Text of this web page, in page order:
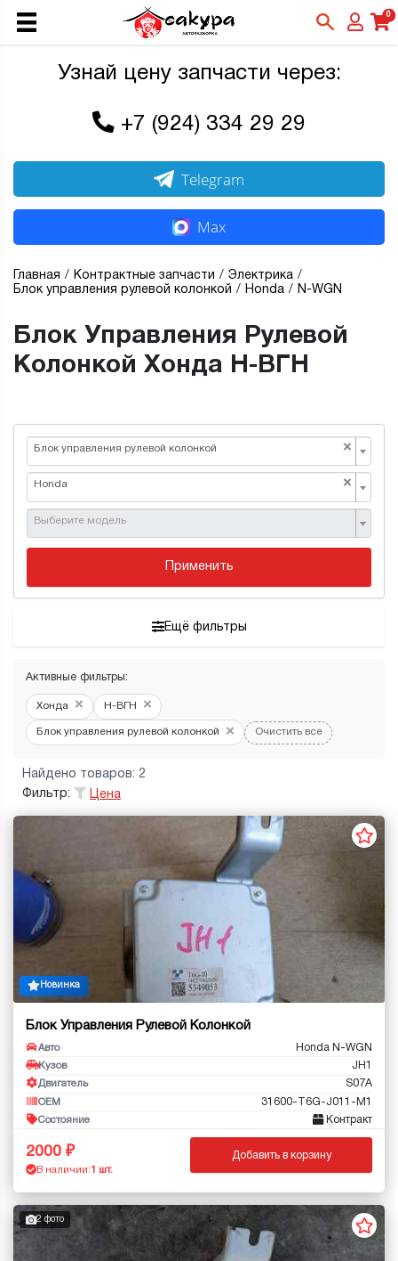
0
Узнай цену запчасти через:
+7 (924) 334 29 29
Telegram
Max
Главная Контрактные запчасти
Электрика
Блок управления рулевой колонкой
Honda N-WGN
Блок Управления Рулевой
Колонкой Хонда Н-ВГН
×
Блок управления рулевой колонкой
×
Honda
Выберите модель
Применить
Ещё фильтры
Активные фильтры:
Хонда × Н-ВГН ×
Блок управления рулевой колонкой × Очистить все
Найдено товаров: 2
Фильтр:
Цена
Новинка
Блок Управления Рулевой Колонкой
Авто Honda N-WGN
Кузов JH1
Двигатель S07A
OEM 31600-T6G-J011-M1
Состояние Контракт
2000
В наличии: 1 шт.
Добавить в корзину
2 фото